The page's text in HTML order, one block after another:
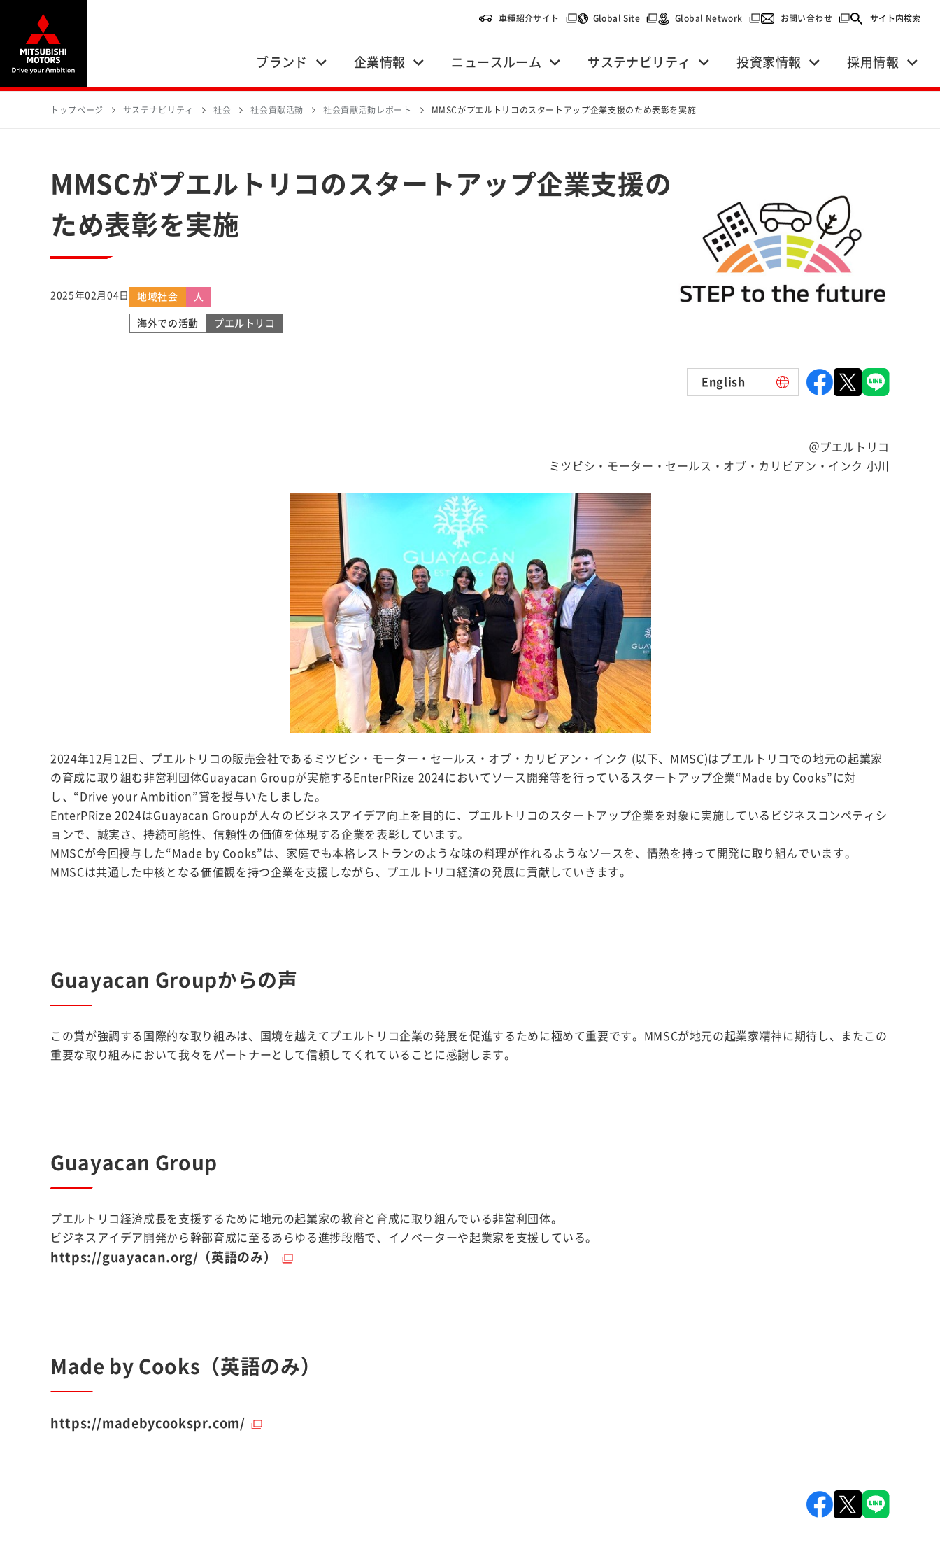
車種紹介サイト （別ウィンドウで開く）
Global Site（別ウィンドウで開く）
Global Network （別ウィンドウで開く）
お問い合わせ （別ウィンドウで開く）
サイト内検索
ブランド 企業情報 ニュースルーム サステナビリティ 投資家情報 採用情報
トップページ サステナビリティ 社会 社会貢献活動 社会貢献活動レポート MMSCがプエルトリコのスタートアップ企業支援のため表彰を実施
MMSCがプエルトリコのスタートアップ企業支援の
ため表彰を実施
2025年02月04日 地域社会 人
海外での活動 プエルトリコ
English
＠プエルトリコ
ミツビシ・モーター・セールス・オブ・カリビアン・インク 小川
2024年12月12日、プエルトリコの販売会社であるミツビシ・モーター・セールス・オブ・カリビアン・インク (以下、MMSC)はプエルトリコでの地元の起業家
の育成に取り組む非営利団体Guayacan Groupが実施するEnterPRize 2024においてソース開発等を行っているスタートアップ企業“Made by Cooks”に対
し、“Drive your Ambition”賞を授与いたしました。
EnterPRize 2024はGuayacan Groupが人々のビジネスアイデア向上を目的に、プエルトリコのスタートアップ企業を対象に実施しているビジネスコンペティシ
ョンで、誠実さ、持続可能性、信頼性の価値を体現する企業を表彰しています。
MMSCが今回授与した“Made by Cooks”は、家庭でも本格レストランのような味の料理が作れるようなソースを、情熱を持って開発に取り組んでいます。
MMSCは共通した中核となる価値観を持つ企業を支援しながら、プエルトリコ経済の発展に貢献していきます。
Guayacan Groupからの声
この賞が強調する国際的な取り組みは、国境を越えてプエルトリコ企業の発展を促進するために極めて重要です。MMSCが地元の起業家精神に期待し、またこの
重要な取り組みにおいて我々をパートナーとして信頼してくれていることに感謝します。
Guayacan Group
プエルトリコ経済成長を支援するために地元の起業家の教育と育成に取り組んでいる非営利団体。
ビジネスアイデア開発から幹部育成に至るあらゆる進捗段階で、イノベーターや起業家を支援している。
https://guayacan.org/（英語のみ）
Made by Cooks（英語のみ）
https://madebycookspr.com/